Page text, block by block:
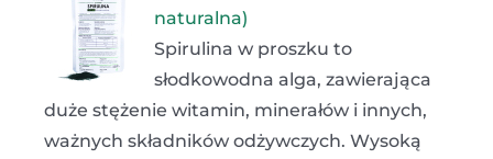
naturalna)
Spirulina w proszku to
słodkowodna alga, zawierająca
duże stężenie witamin, minerałów i innych,
ważnych składników odżywczych. Wysoką